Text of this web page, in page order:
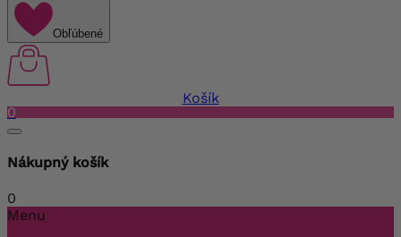
Obľúbené
Košík
0
Nákupný košík
0
Menu